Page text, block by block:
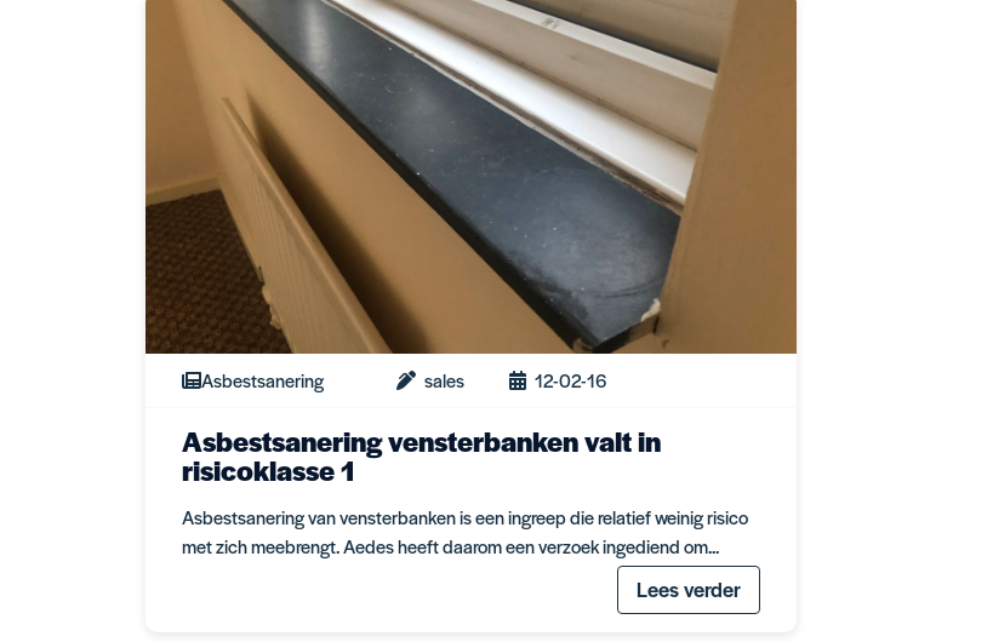
Asbestsanering sales 12-02-16
Asbestsanering vensterbanken valt in
risicoklasse 1
Asbestsanering van vensterbanken is een ingreep die relatief weinig risico
met zich meebrengt. Aedes heeft daarom een verzoek ingediend om...
Lees verder